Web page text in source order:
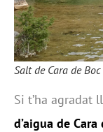
Salt de Cara de Boc
Si t’ha agradat
d’aigua de Cara